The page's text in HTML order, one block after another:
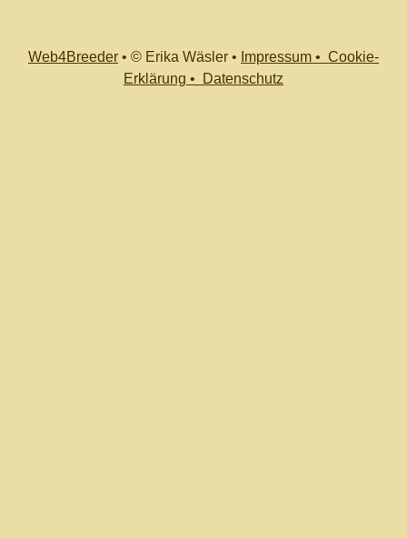
Web4Breeder • © Erika Wäsler • Impressum • Cookie-
Erklärung •
Datenschutz